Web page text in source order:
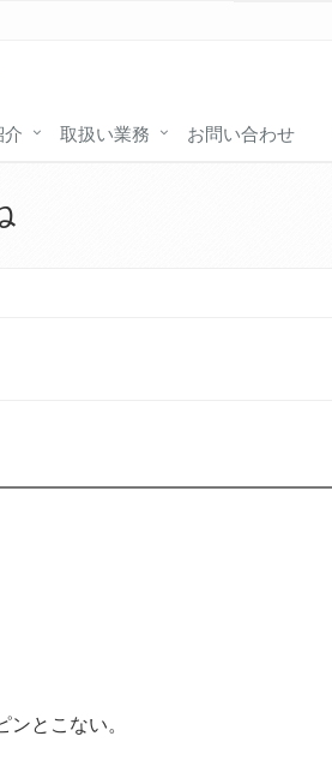
取扱い業務 お問い合わせ
とこない。